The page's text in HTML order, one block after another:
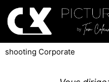
shooting Corporate